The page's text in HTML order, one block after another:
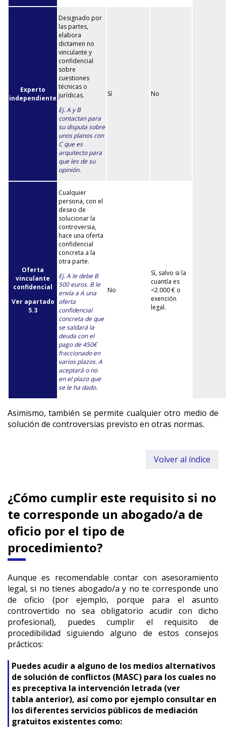
Experto
independiente
Designado por
las partes,
elabora
dictamen no
vinculante y
confidencial
sobre
cuestiones
técnicas o
jurídicas.
Ej. A y B
contactan para
su disputa sobre
unos planos con
C que es
arquitecto para
que les de su
opinión.
Sí No
Oferta
vinculante
confidencial
Ver apartado
5.3
Cualquier
persona, con el
deseo de
solucionar la
controversia,
hace una oferta
confidencial
concreta a la
otra parte.
Ej. A le debe B
500 euros. B le
envía a A una
oferta
confidencial
concreta de que
se saldará la
deuda con el
pago de 450€
fraccionado en
varios plazos. A
aceptará o no
en el plazo que
se le ha dado.
No
Sí, salvo si la
cuantía es
<2.000 € o
exención
legal.
Asimismo, también se permite cualquier otro medio de
solución de controversias previsto en otras normas.
Volver al índice
¿Cómo cumplir este requisito si no
te corresponde un abogado/a de
oficio por el tipo de
procedimiento?
Aunque es recomendable contar con asesoramiento
legal, si no tienes abogado/a y no te corresponde uno
de oficio (por ejemplo, porque para el asunto
controvertido no sea obligatorio acudir con dicho
profesional), puedes cumplir el requisito de
procedibilidad siguiendo alguno de estos consejos
prácticos:
Puedes acudir a alguno de los medios alternativos
de solución de conflictos (MASC) para los cuales no
es preceptiva la intervención letrada (ver
tabla anterior), así como por ejemplo consultar en
los diferentes servicios públicos de mediación
gratuitos existentes como: